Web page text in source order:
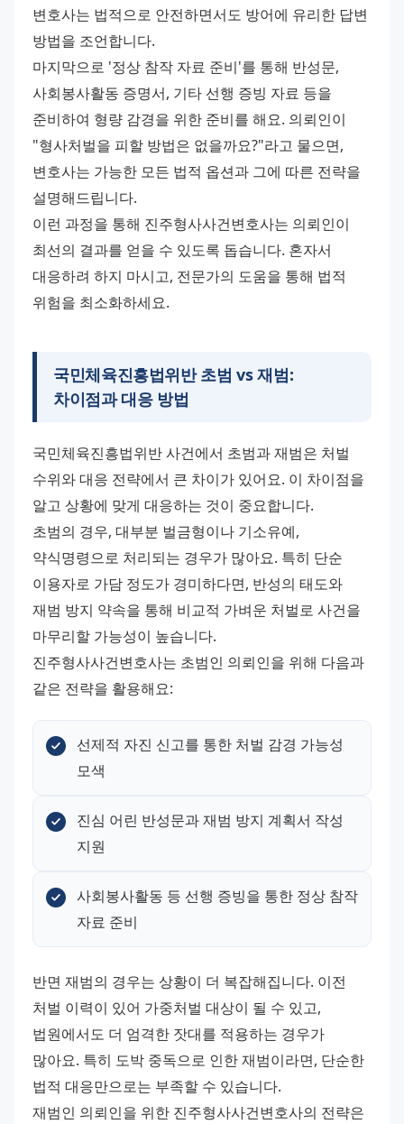
변호사는 법적으로 안전하면서도 방어에 유리한 답변
방법을 조언합니다.
마지막으로 '정상 참작 자료 준비'를 통해 반성문,
사회봉사활동 증명서, 기타 선행 증빙 자료 등을
준비하여 형량 감경을 위한 준비를 해요. 의뢰인이
"형사처벌을 피할 방법은 없을까요?"라고 물으면,
변호사는 가능한 모든 법적 옵션과 그에 따른 전략을
설명해드립니다.
이런 과정을 통해 진주형사사건변호사는 의뢰인이
최선의 결과를 얻을 수 있도록 돕습니다. 혼자서
대응하려 하지 마시고, 전문가의 도움을 통해 법적
위험을 최소화하세요.
국민체육진흥법위반 초범 vs 재범:
차이점과 대응 방법
국민체육진흥법위반 사건에서 초범과 재범은 처벌
수위와 대응 전략에서 큰 차이가 있어요. 이 차이점을
알고 상황에 맞게 대응하는 것이 중요합니다.
초범의 경우, 대부분 벌금형이나 기소유예,
약식명령으로 처리되는 경우가 많아요. 특히 단순
이용자로 가담 정도가 경미하다면, 반성의 태도와
재범 방지 약속을 통해 비교적 가벼운 처벌로 사건을
마무리할 가능성이 높습니다.
진주형사사건변호사는 초범인 의뢰인을 위해 다음과
같은 전략을 활용해요:
선제적 자진 신고를 통한 처벌 감경 가능성
모색
진심 어린 반성문과 재범 방지 계획서 작성
지원
사회봉사활동 등 선행 증빙을 통한 정상 참작
자료 준비
반면 재범의 경우는 상황이 더 복잡해집니다. 이전
처벌 이력이 있어 가중처벌 대상이 될 수 있고,
법원에서도 더 엄격한 잣대를 적용하는 경우가
많아요. 특히 도박 중독으로 인한 재범이라면, 단순한
법적 대응만으로는 부족할 수 있습니다.
재범인 의뢰인을 위한 진주형사사건변호사의 전략은